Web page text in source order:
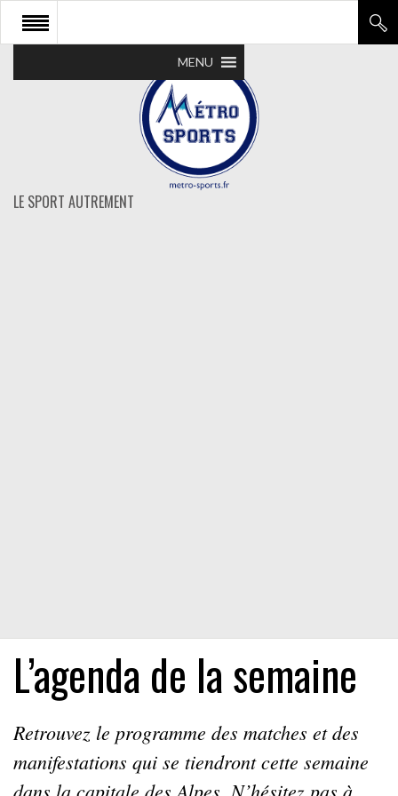
LE SPORT AUTREMENT
MENU
L’agenda de la semaine
Retrouvez le programme des matches et des
manifestations qui se tiendront cette semaine
dans la capitale des Alpes. N’hésitez pas à